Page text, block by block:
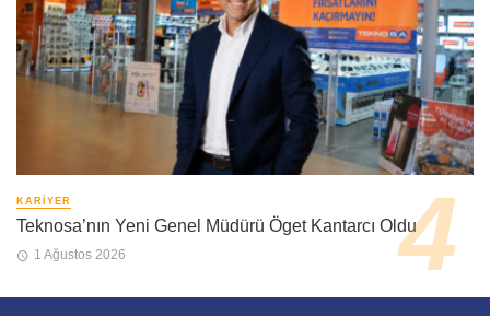
KARIYER
Teknosa’nın Yeni Genel Müdürü Öget Kantarcı Oldu
1 Ağustos 2026